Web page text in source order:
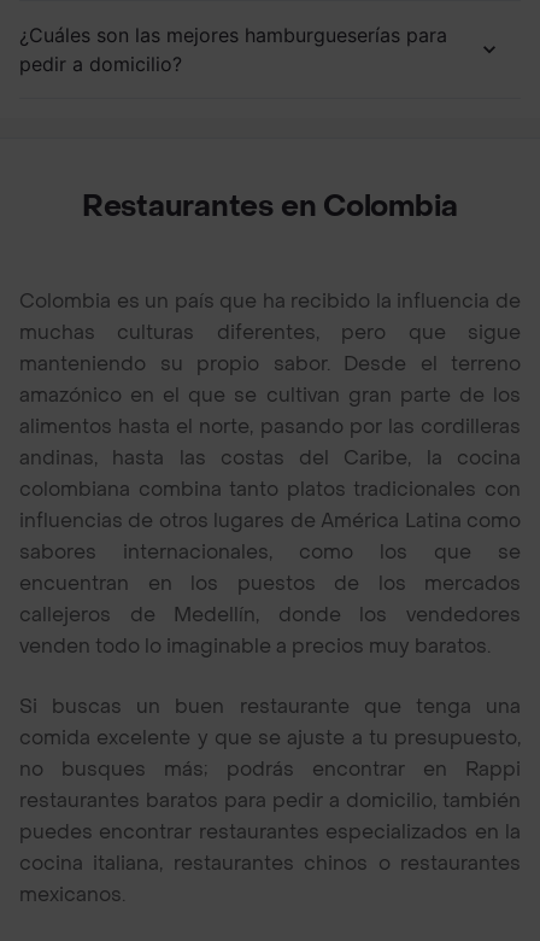
¿Cuáles son las mejores hamburgueserías para
pedir a domicilio?
Restaurantes en Colombia
Colombia es un país que ha recibido la influencia de
muchas culturas diferentes, pero que sigue
manteniendo su propio sabor. Desde el terreno
amazónico en el que se cultivan gran parte de los
alimentos hasta el norte, pasando por las cordilleras
andinas, hasta las costas del Caribe, la cocina
colombiana combina tanto platos tradicionales con
influencias de otros lugares de América Latina como
sabores internacionales, como los que se
encuentran en los puestos de los mercados
callejeros de Medellín, donde los vendedores
venden todo lo imaginable a precios muy baratos.
Si buscas un buen restaurante que tenga una
comida excelente y que se ajuste a tu presupuesto,
no busques más; podrás encontrar en Rappi
restaurantes baratos para pedir a domicilio, también
puedes encontrar restaurantes especializados en la
cocina italiana, restaurantes chinos o restaurantes
mexicanos.